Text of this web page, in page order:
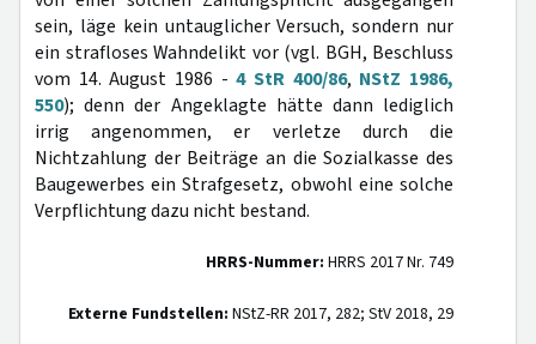
sein, läge kein untauglicher Versuch, sondern nur
ein strafloses Wahndelikt vor (vgl. BGH, Beschluss
vom 14. August 1986 -4 StR 400/86, NStZ 1986,
550); denn der Angeklagte hätte dann lediglich
irrig angenommen, er verletze durch die
Nichtzahlung der Beiträge an die Sozialkasse des
Baugewerbes ein Strafgesetz, obwohl eine solche
Verpflichtung dazu nicht bestand.
HRRS-Nummer: HRRS 2017 Nr. 749
Externe Fundstellen: NStZ-RR 2017, 282; StV 2018, 29